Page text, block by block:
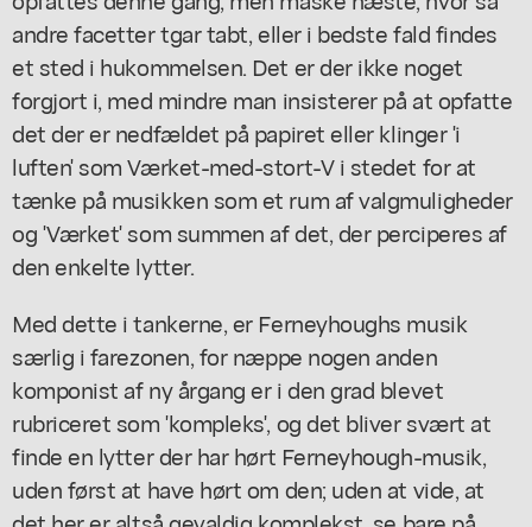
andre facetter tgar tabt, eller i bedste fald findes
et sted i hukommelsen. Det er der ikke noget
forgjort i, med mindre man insisterer på at opfatte
det der er nedfældet på papiret eller klinger 'i
luften' som Værket-med-stort-V i stedet for at
tænke på musikken som et rum af valgmuligheder
og 'Værket' som summen af det, der perciperes af
den enkelte lytter.
Med dette i tankerne, er Ferneyhoughs musik
særlig i farezonen, for næppe nogen anden
komponist af ny årgang er i den grad blevet
rubriceret som 'kompleks', og det bliver svært at
finde en lytter der har hørt Ferneyhough-musik,
uden først at have hørt om den; uden at vide, at